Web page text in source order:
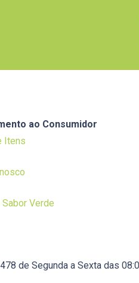
ao Consumidor
Itens
Verde
de Segunda a Sexta das